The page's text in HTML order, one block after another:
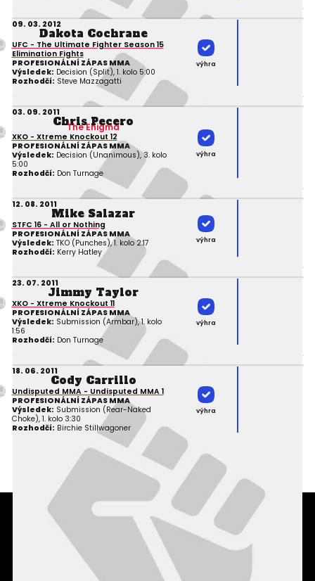
09. 03. 2012
Dakota Cochrane
UFC - The Ultimate Fighter Season 15
Elimination Fights
PROFESIONÁLNÍ ZÁPAS MMA
Výsledek: Decision (Split), 1. kolo 5:00
Rozhodčí: Steve Mazzagatti
výhra
03. 09. 2011
Chris Pecero
The Enigma
XKO - Xtreme Knockout 12
PROFESIONÁLNÍ ZÁPAS MMA
Výsledek: Decision (Unanimous), 3. kolo
5:00
Rozhodčí: Don Turnage
výhra
12. 08. 2011
Mike Salazar
STFC 16 - All or Nothing
PROFESIONÁLNÍ ZÁPAS MMA
Výsledek: TKO (Punches), 1. kolo 2:17
Rozhodčí: Kerry Hatley
výhra
23. 07. 2011
Jimmy Taylor
XKO - Xtreme Knockout 11
PROFESIONÁLNÍ ZÁPAS MMA
Výsledek: Submission (Armbar), 1. kolo
1:56
Rozhodčí: Don Turnage
výhra
18. 06. 2011
Cody Carrillo
Undisputed MMA - Undisputed MMA 1
PROFESIONÁLNÍ ZÁPAS MMA
Výsledek: Submission (Rear-Naked
Choke), 1. kolo 3:30
Rozhodčí: Birchie Stillwagoner
výhra
Podmínky užití webového rozhraní
Souhlas s používáním osobních údajů
Statistiky